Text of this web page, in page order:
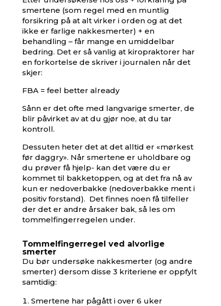
smertene (som regel med en muntlig
forsikring på at alt virker i orden og at det
ikke er farlige nakkesmerter) + en
behandling – får mange en umiddelbar
bedring. Det er så vanlig at kiropraktorer har
en forkortelse de skriver i journalen når det
skjer:
FBA = feel better already
Sånn er det ofte med langvarige smerter, de
blir påvirket av at du gjør noe, at du tar
kontroll.
Dessuten heter det at det alltid er «mørkest
før daggry». Når smertene er uholdbare og
du prøver få hjelp- kan det være du er
kommet til bakketoppen, og at det fra nå av
kun er nedoverbakke (nedoverbakke ment i
positiv forstand). Det finnes noen få tilfeller
der det er andre årsaker bak, så les om
tommelfingerregelen under.
Tommelfingerregel ved alvorlige
smerter
Du bør undersøke nakkesmerter (og andre
smerter) dersom disse 3 kriteriene er oppfylt
samtidig:
Smertene har pågått i over 6 uker